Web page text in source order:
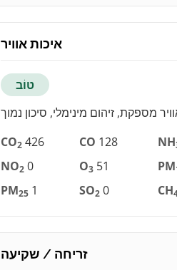
איכות אוויר
טוֹב
מספקת, זיהום מינימלי, סיכון נמוך
CO2 426 CO 128 NH
NO2 0 O3 51 PM
PM25 1 SO2 0 CH
זריחה / שקיעה